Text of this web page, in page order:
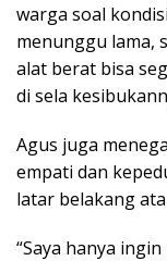
warga soal
menunggu lama,
alat berat bisa
di sela
Agus juga
empati dan
latar belakang
“Saya hanya